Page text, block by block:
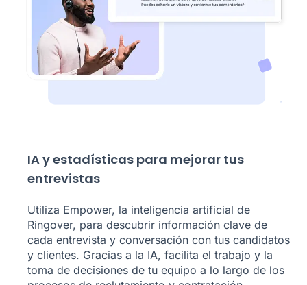
IA y estadísticas para mejorar tus
entrevistas
Utiliza Empower, la inteligencia artificial de
Ringover, para descubrir información clave de
cada entrevista y conversación con tus candidatos
y clientes. Gracias a la IA, facilita el trabajo y la
toma de decisiones de tu equipo a lo largo de los